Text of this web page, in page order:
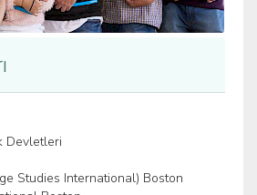
Devletleri
Studies International) Boston